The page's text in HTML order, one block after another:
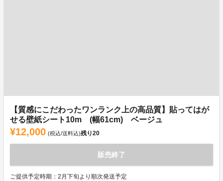
【質感にこだわったワンランク上の高品質】貼ってはが
せる壁紙シート10m (幅61cm) ベージュ
¥12,000 (税込/送料込)残り20
販売終了
ご提供予定時期：2月下旬より順次発送予定